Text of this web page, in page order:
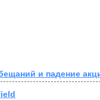
и падение